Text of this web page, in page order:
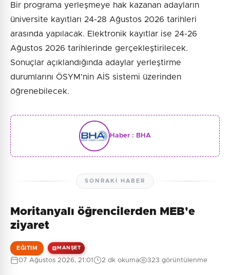
Bir programa yerleşmeye hak kazanan adayların
üniversite kayıtları 24-28 Ağustos 2026 tarihleri
arasında yapılacak. Elektronik kayıtlar ise 24-26
Ağustos 2026 tarihlerinde gerçekleştirilecek.
Sonuçlar açıklandığında adaylar yerleştirme
durumlarını ÖSYM'nin AİS sistemi üzerinden
öğrenebilecek.
Haber : BHA
SONRAKI HABER
Moritanyalı öğrencilerden MEB'e
ziyaret
EĞITIM MANŞET
07 Ağustos 2026, 21:01 2 dk okuma 323 görüntülenme